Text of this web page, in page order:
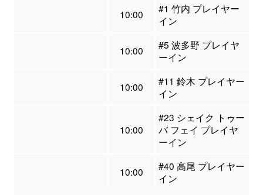
10:00
#1 竹内 プレイヤー
イン
10:00
#5 波多野 プレイヤ
ーイン
10:00
#11 鈴木 プレイヤー
イン
10:00
#23 シェイク トゥー
バ フェイ プレイヤ
ーイン
10:00
#40 高尾 プレイヤー
イン